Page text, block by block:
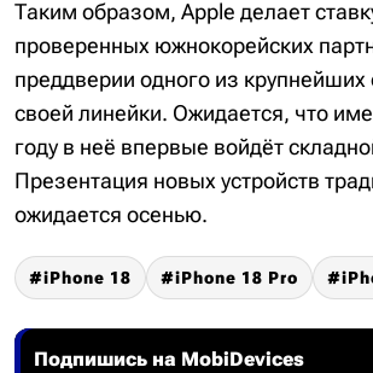
Таким образом, Apple делает
проверенных южнокорейских
преддверии одного из крупнейших
своей линейки. Ожидается, что
году в неё впервые войдёт
Презентация новых устройств
ожидается осенью.
iPhone 18 iPhone 18 Pro
Подпишись на MobiDevices